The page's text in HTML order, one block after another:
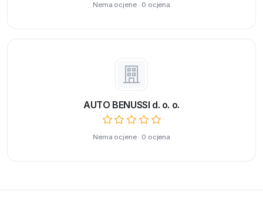
Nema ocjene · 0 ocjena
AUTO BENUSSI d. o. o.
Nema ocjene · 0 ocjena